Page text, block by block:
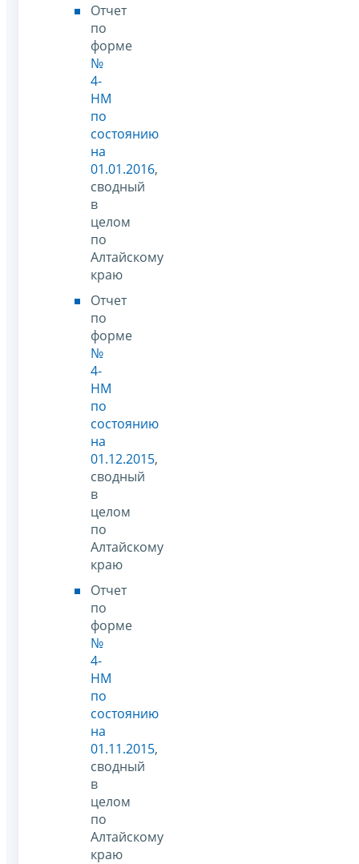
Отчет
по
форме
№
4-
НМ
по
состоянию
на
01.01.2016,
сводный
в
целом
по
Алтайскому
краю
Отчет
по
форме
№
4-
НМ
по
состоянию
на
01.12.2015,
сводный
в
целом
по
Алтайскому
краю
Отчет
по
форме
№
4-
НМ
по
состоянию
на
01.11.2015,
сводный
в
целом
по
Алтайскому
краю